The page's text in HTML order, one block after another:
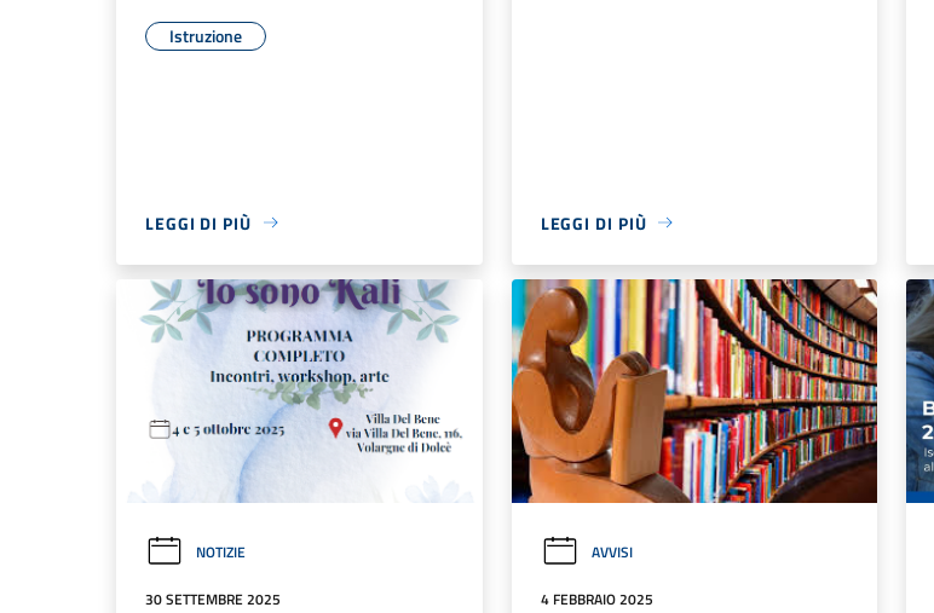
Istruzione
LEGGI DI PIÙ LEGGI DI PIÙ
NOTIZIE
30 SETTEMBRE 2025
AVVISI
4 FEBBRAIO 2025